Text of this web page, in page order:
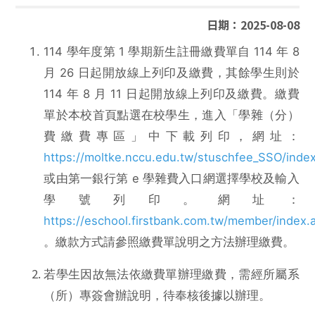
日期：2025-08-08
114 學年度第 1 學期新生註冊繳費單自 114 年 8
月 26 日起開放線上列印及繳費，其餘學生則於
114 年 8 月 11 日起開放線上列印及繳費。繳費
單於本校首頁點選在校學生，進入「學雜（分）
費繳費專區」中下載列印，網址：
https://moltke.nccu.edu.tw/stuschfee_SSO/
或由第一銀行第 e 學雜費入口網選擇學校及輸入
學號列印。網址：
https://eschool.firstbank.com.tw/member/
。繳款方式請參照繳費單說明之方法辦理繳費。
若學生因故無法依繳費單辦理繳費，需經所屬系
（所）專簽會辦說明，待奉核後據以辦理。